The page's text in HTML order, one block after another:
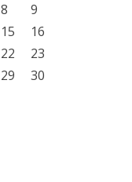
8
9
15
16
22
23
29
30